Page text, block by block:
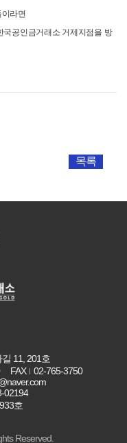
라면
국공인금거래소 거제지점을 방
목록
11, 201호
FAX
02-765-3750
02194
호
Reserved.